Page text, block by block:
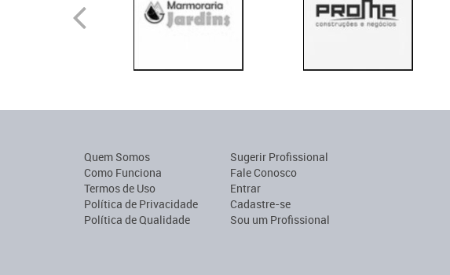
Quem Somos
Como Funciona
Termos de Uso
Política de Privacidade
Política de Qualidade
Sugerir Profissional
Fale Conosco
Entrar
Cadastre-se
Sou um Profissional